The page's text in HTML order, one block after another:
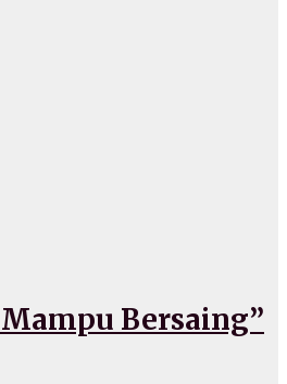
Bersaing”